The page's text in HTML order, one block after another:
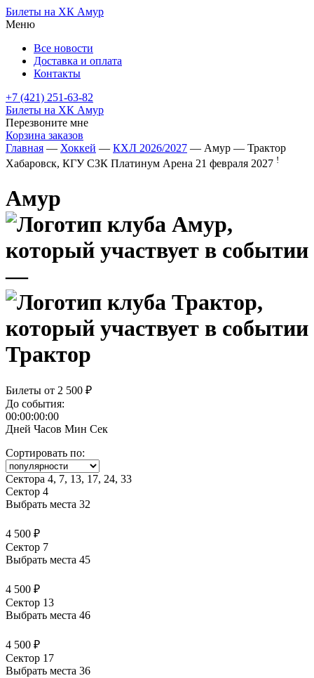
Билеты на ХК Амур
Меню
Все новости
Доставка и оплата
Контакты
+7 (421) 251-63-82
Билеты на ХК Амур
Перезвоните мне
Корзина заказов
Главная — Хоккей — КХЛ 2026/2027 — Амур — Трактор
Хабаровск, КГУ СЗК Платинум Арена 21 февраля 2027 !
Амур
—
Трактор
Билеты от 2 500 ₽
До события:
00:00:00:00
Дней Часов Мин Сек
Сортировать по:
Сектора 4, 7, 13, 17, 24, 33
Сектор 4
Выбрать места 32
4 500 ₽
Сектор 7
Выбрать места 45
4 500 ₽
Сектор 13
Выбрать места 46
4 500 ₽
Сектор 17
Выбрать места 36